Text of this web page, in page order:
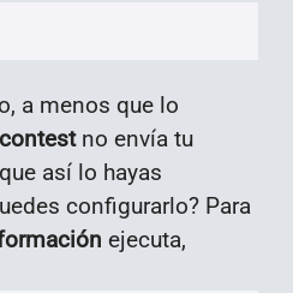
a menos que lo
no envía tu
así lo hayas
configurarlo? Para
ejecuta,